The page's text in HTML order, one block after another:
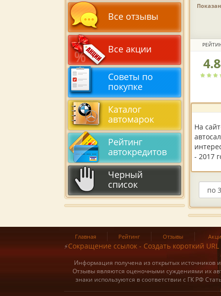
На
- 2017
Все отзывы
Все акции
Советы по
покупке
Каталог
автомарок
Рейтинг
автокредитов
Черный
список
Главная Рейтинг Отзывы
⚡Сокращение ссылок - Создать короткий URL
Информация получена из открытых источников
Отзывы являются оценочными суждениями их
знаки используются в соответствии с ГК РФ